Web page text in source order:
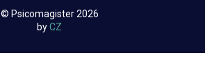
© Psicomagister 2026
byCZ